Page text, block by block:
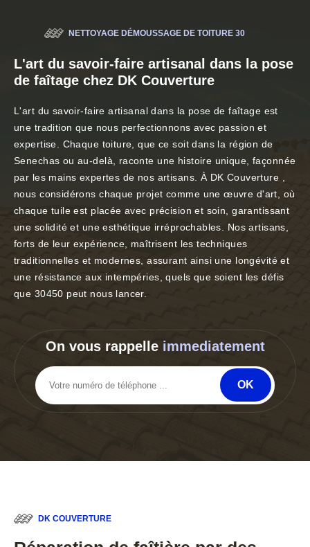
NETTOYAGE DÉMOUSSAGE DE TOITURE 30
L'art du savoir-faire artisanal dans la pose
de faîtage chez DK Couverture
L'art du savoir-faire artisanal dans la pose de faîtage est
une tradition que nous perfectionnons avec passion et
expertise. Chaque toiture, que ce soit dans la région de
Senechas ou au-delà, raconte une histoire unique, façonnée
par les mains expertes de nos artisans. À DK Couverture ,
nous considérons chaque projet comme une œuvre d'art, où
chaque tuile est placée avec précision et soin, garantissant
une solidité et une esthétique irréprochables. Nos artisans,
forts de leur expérience, maîtrisent les techniques
traditionnelles et modernes, assurant ainsi une longévité et
une résistance aux intempéries, quels que soient les défis
que 30450 peut nous lancer.
On vous rappelle immediatement
DK COUVERTURE